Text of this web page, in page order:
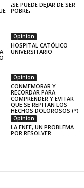
¡SE PUEDE DEJAR DE SER
POBRE¡
Opinion
HOSPITAL CATÓLICO
UNIVERSITARIO
Opinion
CONMEMORAR Y
RECORDAR PARA
COMPRENDER Y EVITAR
QUE SE REPITAN LOS
HECHOS DOLOROSOS (*)
Opinion
LA ENEE, UN PROBLEMA
POR RESOLVER